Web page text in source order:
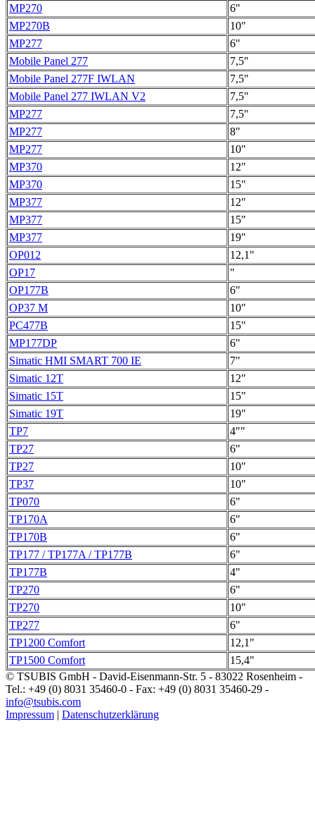
MP270
6"
MP270B
10"
MP277
6"
Mobile Panel 277
7,5"
Mobile Panel 277F IWLAN
7,5"
Mobile Panel 277 IWLAN V2
7,5"
MP277
7,5"
MP277
8"
MP277
10"
MP370
12"
MP370
15"
MP377
12"
MP377
15"
MP377
19"
OP012
12,1"
OP17
"
OP177B
6"
OP37 M
10"
PC477B
15"
MP177DP
6"
Simatic HMI SMART 700 IE
7"
Simatic 12T
12"
Simatic 15T
15"
Simatic 19T
19"
TP7
4""
TP27
6"
TP27
10"
TP37
10"
TP070
6"
TP170A
6"
TP170B
6"
TP177 / TP177A / TP177B
6"
TP177B
4"
TP270
6"
TP270
10"
TP277
6"
TP1200 Comfort
12,1"
TP1500 Comfort
15,4"
© TSUBIS GmbH - David-Eisenmann-Str. 5 - 83022 Rosenheim -
Tel.: +49 (0) 8031 35460-0 - Fax: +49 (0) 8031 35460-29 -
info@tsubis.com
Impressum | Datenschutzerklärung